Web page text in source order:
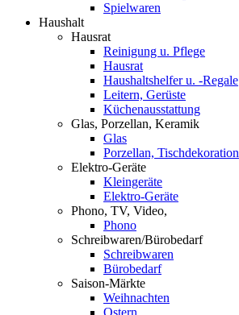
Spielwaren
Haushalt
Hausrat
Reinigung u. Pflege
Hausrat
Haushaltshelfer u. -Regale
Leitern, Gerüste
Küchenausstattung
Glas, Porzellan, Keramik
Glas
Porzellan, Tischdekoration
Elektro-Geräte
Kleingeräte
Elektro-Geräte
Phono, TV, Video,
Phono
Schreibwaren/Bürobedarf
Schreibwaren
Bürobedarf
Saison-Märkte
Weihnachten
Ostern